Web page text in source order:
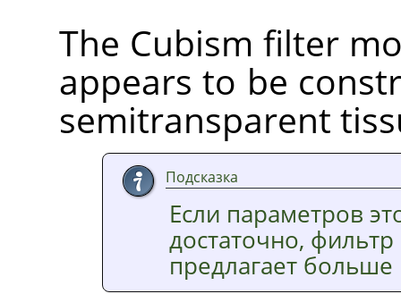
The Cubism filter
appears to be
semitransparent
Подсказка
Если параметров
достаточно, фильтр
предлагает